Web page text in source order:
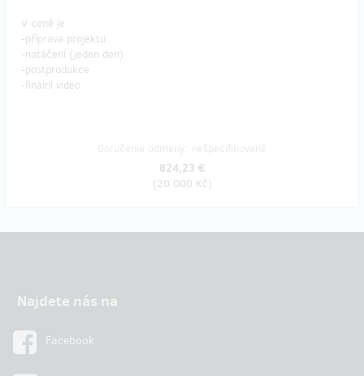
V ceně je
-příprava projektu
-natáčení (jeden den)
-postprodukce
-finální video
824,23 €
(20 000 Kč)
Najdete nás na
Facebook